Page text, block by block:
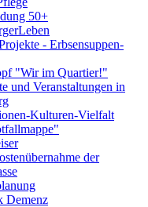
50+
- Erbsensuppen-
"Wir im Quartier!"
und Veranstaltungen in
Kulturen-Vielfalt
der
Demenz